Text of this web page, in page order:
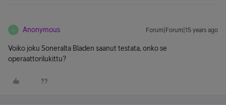
A Anonymous Forum|Forum|15 years ago
Voiko joku Soneralta Bladen saanut testata, onko se
operaattorilukittu?